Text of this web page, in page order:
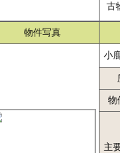
古
物件写真
小
物
主